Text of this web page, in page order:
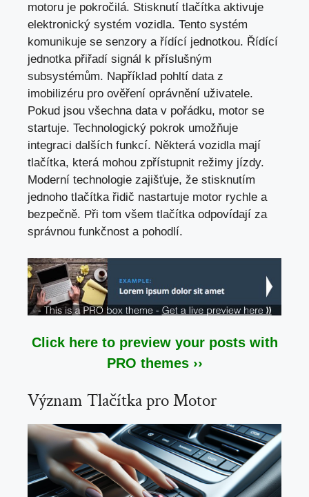
motoru je pokročilá. Stisknutí tlačítka aktivuje
elektronický systém vozidla. Tento systém
komunikuje se senzory a řídící jednotkou. Řídící
jednotka přiřadí signál k příslušným
subsystémům. Například pohltí data z
imobilizéru pro ověření oprávnění uživatele.
Pokud jsou všechna data v pořádku, motor se
startuje. Technologický pokrok umožňuje
integraci dalších funkcí. Některá vozidla mají
tlačítka, která mohou zpřístupnit režimy jízdy.
Moderní technologie zajišťuje, že stisknutím
jednoho tlačítka řidič nastartuje motor rychle a
bezpečně. Při tom všem tlačítka odpovídají za
správnou funkčnost a pohodlí.
Click here to preview your posts with
PRO themes ››
Význam Tlačítka pro Motor